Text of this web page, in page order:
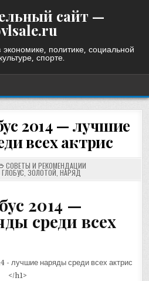
сайт —
политике, социальной
спорте.
2014 — лучшие
всех актрис
POSTED
IN
СОВЕТЫ И РЕКОМЕНДАЦИИ
ГЛОБУС ЗОЛОТОЙ НАРЯД
2014 —
среди всех